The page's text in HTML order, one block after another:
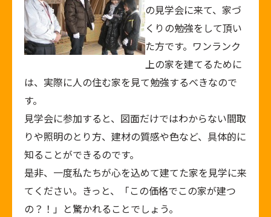
の見学会に来て、家づ
くりの勉強をして頂い
た方です。ワンランク
上の家を建てるために
は、実際に人の住む家を見て勉強するべきなので
す。
見学会に参加すると、図面だけではわからない間取
りや照明のとり方、建材の質感や色など、具体的に
知ることができるのです。
是非、一度私たちが心を込めて建てた家を見学に来
てください。きっと、「この価格でこの家が建つ
の？！」と驚かれることでしょう。